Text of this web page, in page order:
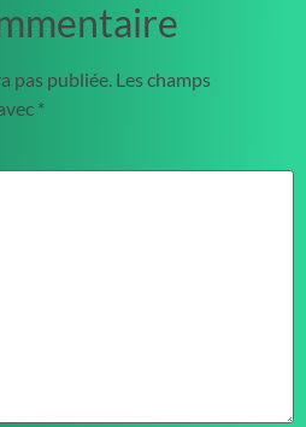
pas publiée. Les champs
*